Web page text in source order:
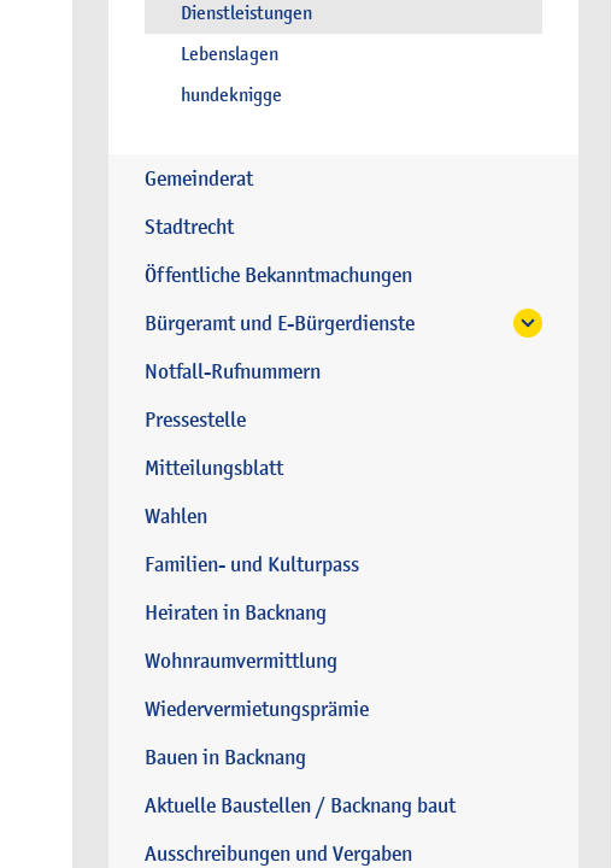
Dienstleistungen
Lebenslagen
hundeknigge
Gemeinderat
Stadtrecht
Öffentliche Bekanntmachungen
Bürgeramt und E-Bürgerdienste
Notfall-Rufnummern
Pressestelle
Mitteilungsblatt
Wahlen
Familien- und Kulturpass
Heiraten in Backnang
Wohnraumvermittlung
Wiedervermietungsprämie
Bauen in Backnang
Aktuelle Baustellen / Backnang baut
Ausschreibungen und Vergaben